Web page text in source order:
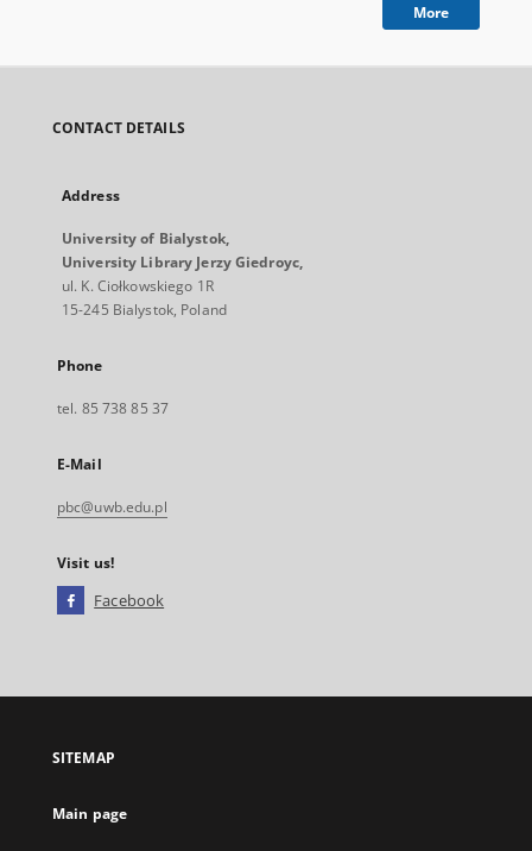
More
CONTACT DETAILS
Address
University of Bialystok,
University Library Jerzy Giedroyc,
ul. K. Ciołkowskiego 1R
15-245 Bialystok, Poland
Phone
tel. 85 738 85 37
E-Mail
pbc@uwb.edu.pl
Visit us!
Facebook
open
new
SITEMAP
Main page